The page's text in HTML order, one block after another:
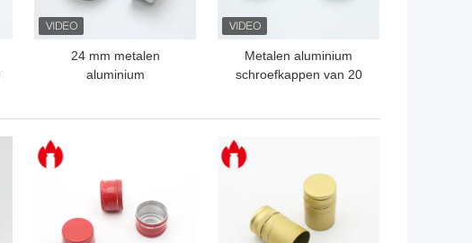
24 mm metalen
aluminium
Metalen aluminium
schroefkappen van 20
BESTE PRIJS BESTE PRIJS